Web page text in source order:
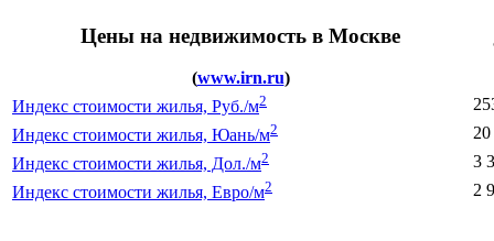
Цены на недвижимость в Москве
(www.irn.ru)
Индекс стоимости жилья, Руб./м2
Индекс стоимости жилья, Юань/м2
Индекс стоимости жилья, Дол./м2
3
Индекс стоимости жилья, Евро/м2 2